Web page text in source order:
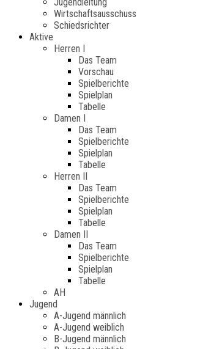
Wirtschaftsausschuss
Schiedsrichter
Aktive
Herren I
Das Team
Vorschau
Spielberichte
Spielplan
Tabelle
Damen I
Das Team
Spielberichte
Spielplan
Tabelle
Herren II
Das Team
Spielberichte
Spielplan
Tabelle
Damen II
Das Team
Spielberichte
Spielplan
Tabelle
AH
Jugend
A-Jugend männlich
A-Jugend weiblich
B-Jugend männlich